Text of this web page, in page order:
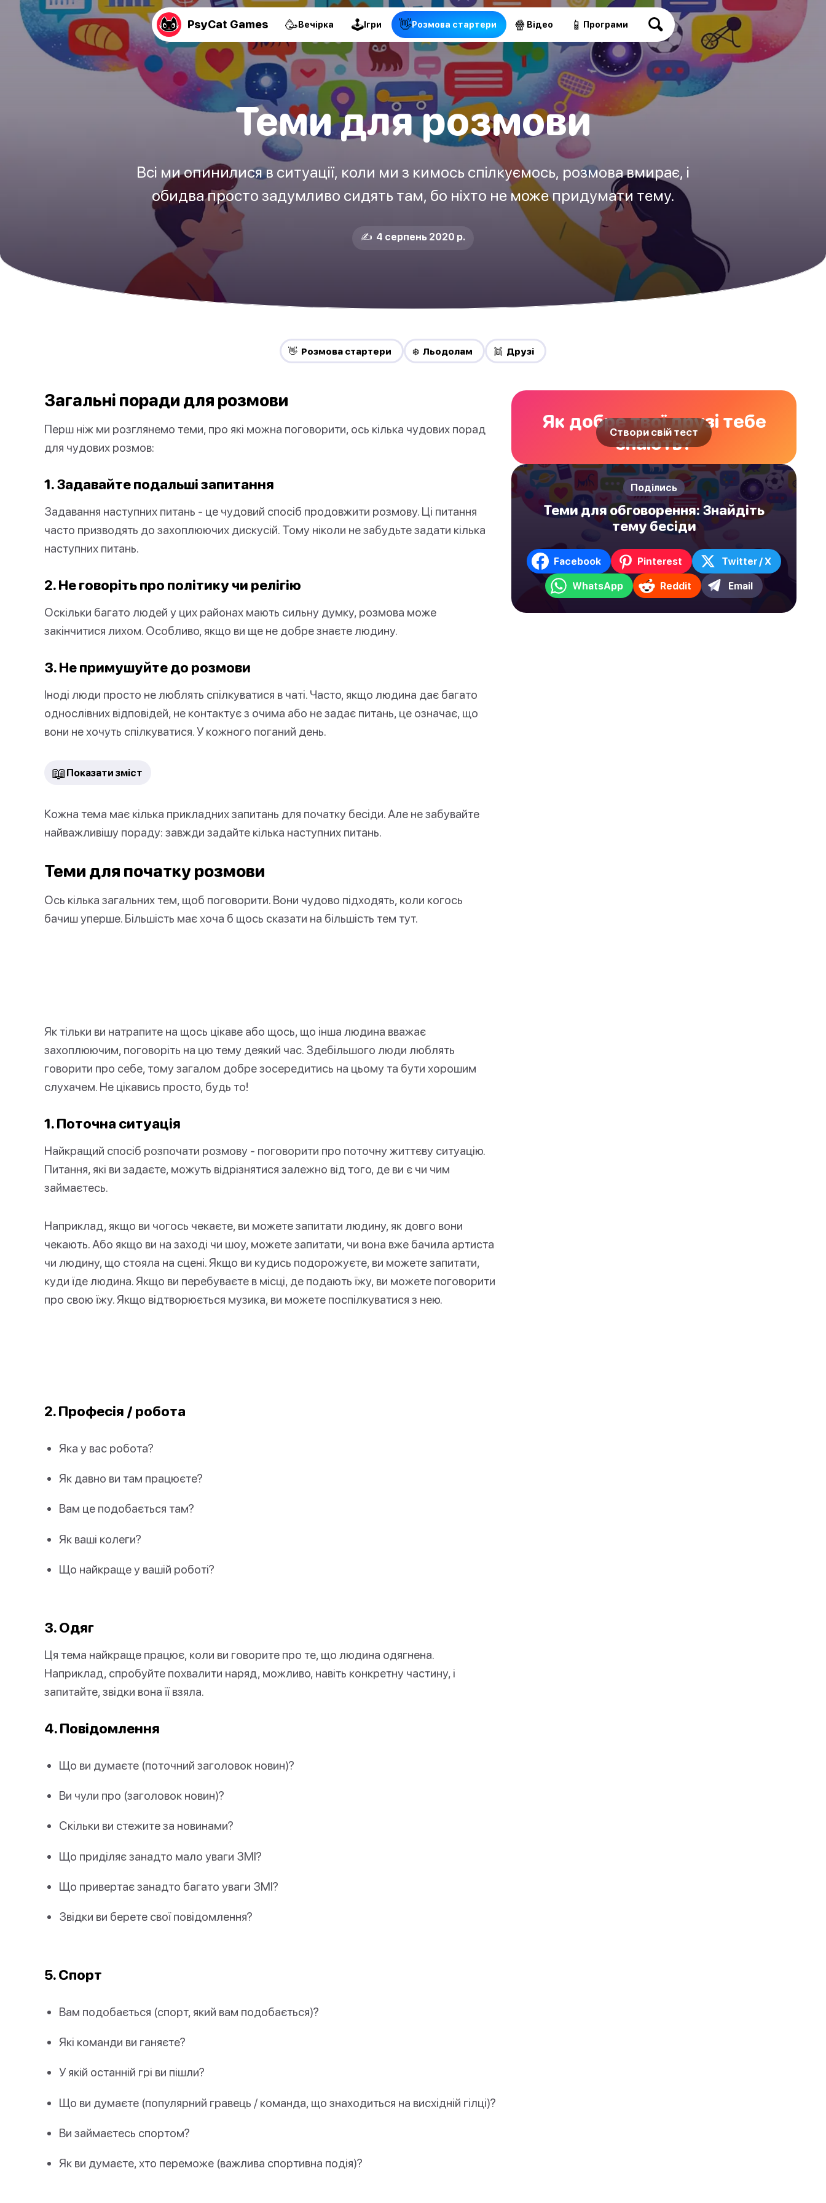
PsyCat Games 🥳Вечірка 🕹Ігри 👋Pозмова стартери 🍿 Відео 📱 Програми
Теми для розмови
Всі ми опинилися в ситуації, коли ми з кимось спілкуємось, розмова вмирає, і
обидва просто задумливо сидять там, бо ніхто не може придумати тему.
✍️ 4 серпень 2020 р.
👋 Pозмова стартери ❄️ Льодолам 👯 Друзі
Загальні поради для розмови
Перш ніж ми розглянемо теми, про які можна поговорити, ось кілька чудових порад
для чудових розмов:
1. Задавайте подальші запитання
Задавання наступних питань - це чудовий спосіб продовжити розмову. Ці питання
часто призводять до захоплюючих дискусій. Тому ніколи не забудьте задати кілька
наступних питань.
2. Не говоріть про політику чи релігію
Оскільки багато людей у цих районах мають сильну думку, розмова може
закінчитися лихом. Особливо, якщо ви ще не добре знаєте людину.
3. Не примушуйте до розмови
Іноді люди просто не люблять спілкуватися в чаті. Часто, якщо людина дає багато
однослівних відповідей, не контактує з очима або не задає питань, це означає, що
вони не хочуть спілкуватися. У кожного поганий день.
📖 Показати зміст
Кожна тема має кілька прикладних запитань для початку бесіди. Але не забувайте
найважливішу пораду: завжди задайте кілька наступних питань.
Теми для початку розмови
Ось кілька загальних тем, щоб поговорити. Вони чудово підходять, коли когось
бачиш уперше. Більшість має хоча б щось сказати на більшість тем тут.
Як тільки ви натрапите на щось цікаве або щось, що інша людина вважає
захоплюючим, поговоріть на цю тему деякий час. Здебільшого люди люблять
говорити про себе, тому загалом добре зосередитись на цьому та бути хорошим
слухачем. Не цікавись просто, будь то!
1. Поточна ситуація
Найкращий спосіб розпочати розмову - поговорити про поточну життєву ситуацію.
Питання, які ви задаєте, можуть відрізнятися залежно від того, де ви є чи чим
займаєтесь.
Наприклад, якщо ви чогось чекаєте, ви можете запитати людину, як довго вони
чекають. Або якщо ви на заході чи шоу, можете запитати, чи вона вже бачила артиста
чи людину, що стояла на сцені. Якщо ви кудись подорожуєте, ви можете запитати,
куди їде людина. Якщо ви перебуваєте в місці, де подають їжу, ви можете поговорити
про свою їжу. Якщо відтворюється музика, ви можете поспілкуватися з нею.
2. Професія / робота
Яка у вас робота?
Як давно ви там працюєте?
Вам це подобається там?
Як ваші колеги?
Що найкраще у вашій роботі?
3. Одяг
Ця тема найкраще працює, коли ви говорите про те, що людина одягнена.
Наприклад, спробуйте похвалити наряд, можливо, навіть конкретну частину, і
запитайте, звідки вона її взяла.
4. Повідомлення
Що ви думаєте (поточний заголовок новин)?
Ви чули про (заголовок новин)?
Скільки ви стежите за новинами?
Що приділяє занадто мало уваги ЗМІ?
Що привертає занадто багато уваги ЗМІ?
Звідки ви берете свої повідомлення?
5. Спорт
Вам подобається (спорт, який вам подобається)?
Які команди ви ганяєте?
У якій останній грі ви пішли?
Що ви думаєте (популярний гравець / команда, що знаходиться на висхідній гілці)?
Ви займаєтесь спортом?
Як ви думаєте, хто переможе (важлива спортивна подія)?
Як добре твої друзі тебе
знають?
Створи свій тест
Поділись
Теми для обговорення: Знайдіть
тему бесіди
Facebook Pinterest Twitter / X
WhatsApp Reddit Email